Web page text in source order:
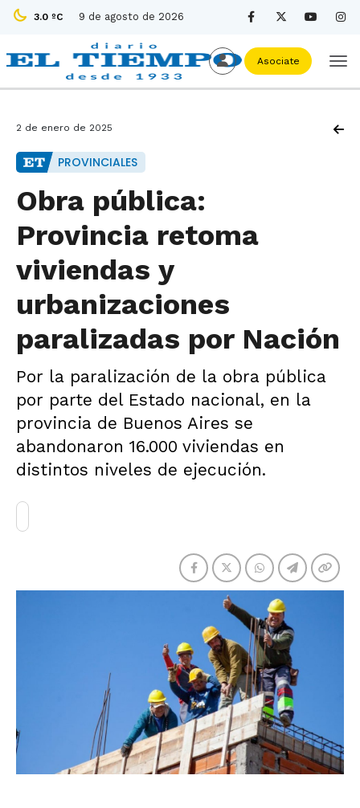
3.0 ºC 9 de agosto de 2026
Asociate
2 de enero de 2025
PROVINCIALES
Obra pública:
Provincia retoma
viviendas y
urbanizaciones
paralizadas por Nación
Por la paralización de la obra pública
por parte del Estado nacional, en la
provincia de Buenos Aires se
abandonaron 16.000 viviendas en
distintos niveles de ejecución.